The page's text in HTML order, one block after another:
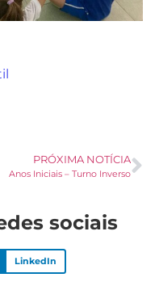
PRÓXIMA NOTÍCIA
Anos Iniciais – Turno Inverso
sociais
LinkedIn